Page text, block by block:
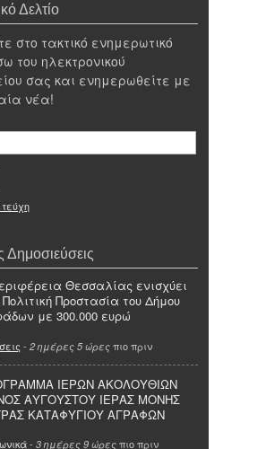
Δελτίο
στο τακτικό ενημερωτικό
του ηλεκτρονικού
σας και ενημερωθείτε με
νέα!
Δημοσιεύσεις
Θεσσαλίας ενισχύει
Πολιτική Προστασία του Δήμου
με 300.000 ευρώ
- 2 ημέρες 5 ώρες πιο πριν
ΙΕΡΩΝ ΑΚΟΛΟΥΘΙΩΝ
ΑΥΓΟΥΣΤΟΥ ΙΕΡΑΣ ΜΟΝΗΣ
ΚΑΤΑΦΥΓΙΟΥ ΑΓΡΑΦΩΝ
- 3 ημέρες 9 ώρες πιο πριν